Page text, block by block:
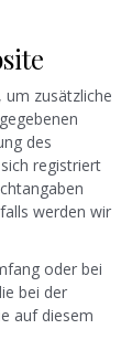
um zusätzliche
des
registriert
werden wir
oder bei
bei der
auf diesem